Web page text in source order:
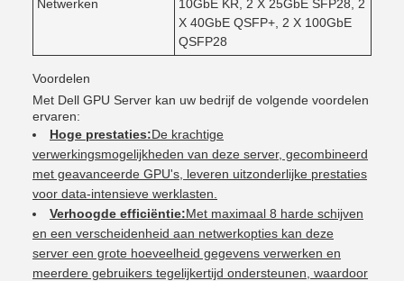
Netwerken
10GbE KR, 2 X 25GbE SFP28, 2
X 40GbE QSFP+, 2 X 100GbE
QSFP28
Voordelen
Met Dell GPU Server kan uw bedrijf de volgende voordelen
ervaren:
Hoge prestaties:De krachtige
verwerkingsmogelijkheden van deze server, gecombineerd
met geavanceerde GPU's, leveren uitzonderlijke prestaties
voor data-intensieve werklasten.
Verhoogde efficiëntie:Met maximaal 8 harde schijven
en een verscheidenheid aan netwerkopties kan deze
server een grote hoeveelheid gegevens verwerken en
meerdere gebruikers tegelijkertijd ondersteunen, waardoor